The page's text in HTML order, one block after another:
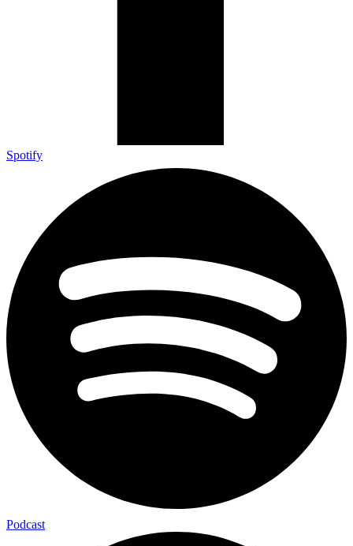
Spotify
Podcast